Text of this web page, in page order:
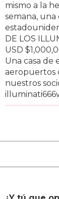
mismo a la
semana,
DE LOS
USD
Una casa de
aeropuertos
nuestros